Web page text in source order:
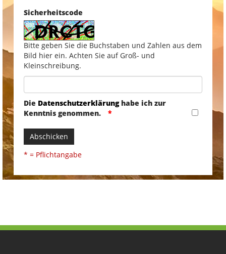
Sicherheitscode
Bitte geben Sie die Buchstaben und Zahlen aus dem
Bild hier ein. Achten Sie auf Groß- und
Kleinschreibung.
Die Datenschutzerklärunghabe ich zur
Kenntnis genommen.
Abschicken
* = Pflichtangabe